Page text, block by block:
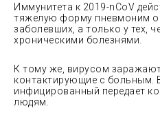
Иммунитета к 2019-nCoV
тяжелую форму пневмоним
заболевших, а только у тех,
хроническими болезнями.
К тому же, вирусом
контактирующие с больным.
инфицированный передает
людям.